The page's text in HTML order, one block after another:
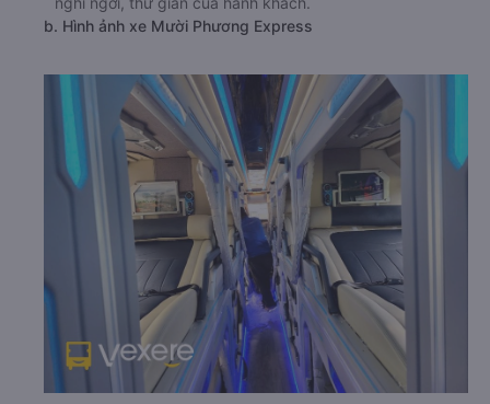
b. Hình ảnh xe Mười Phương Express